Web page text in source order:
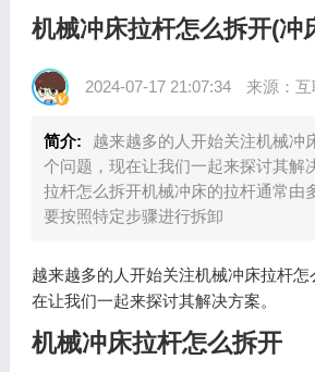
机械冲床拉杆怎么拆开(冲
2024-07-17 21:07:34 来源：互
简介:
越来越多的人开始关注机械冲
个问题，现在让我们一起来探讨其解
拉杆怎么拆开机械冲床的拉杆通常由
要按照特定步骤进行拆卸
越来越多的人开始关注机械冲床拉杆
在让我们一起来探讨其解决方案。
机械冲床拉杆怎么拆开